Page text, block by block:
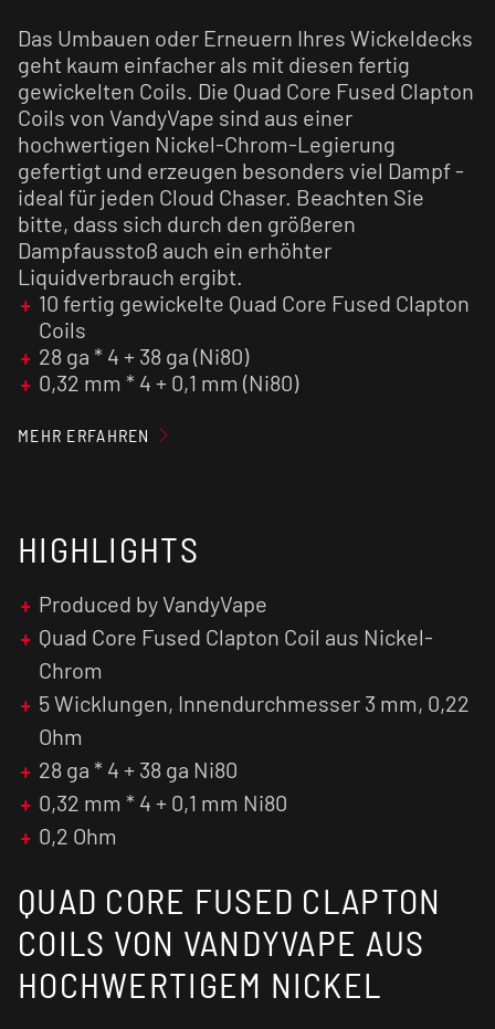
Das Umbauen oder Erneuern Ihres Wickeldecks
geht kaum einfacher als mit diesen fertig
gewickelten Coils. Die Quad Core Fused Clapton
Coils von VandyVape sind aus einer
hochwertigen Nickel-Chrom-Legierung
gefertigt und erzeugen besonders viel Dampf -
ideal für jeden Cloud Chaser. Beachten Sie
bitte, dass sich durch den größeren
Dampfausstoß auch ein erhöhter
Liquidverbrauch ergibt.
10 fertig gewickelte Quad Core Fused Clapton
Coils
28 ga * 4 + 38 ga (Ni80)
0,32 mm * 4 + 0,1 mm (Ni80)
5 Wicklungen, Innendurchmesser 3 mm, 0,22
MEHR ERFAHREN
HIGHLIGHTS
Produced by VandyVape
Quad Core Fused Clapton Coil aus Nickel-
Chrom
5 Wicklungen, Innendurchmesser 3 mm, 0,22
Ohm
28 ga * 4 + 38 ga Ni80
0,32 mm * 4 + 0,1 mm Ni80
0,2 Ohm
QUAD CORE FUSED CLAPTON
COILS VON VANDYVAPE AUS
HOCHWERTIGEM NICKEL